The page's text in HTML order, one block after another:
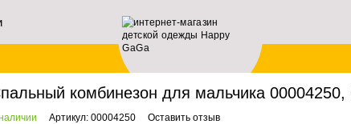
Спальный комбинезон для мальчика
комбинезон для мальчика
Артикул: 00004250 Оставить отзыв